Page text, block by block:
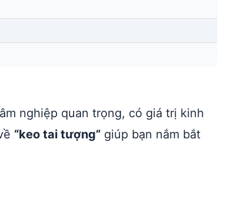
nghiệp quan trọng, có giá trị kinh
“keo tai tượng” giúp bạn nắm bắt